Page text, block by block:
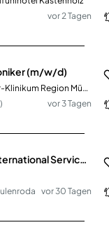
vor 2 Tagen
(m/w/d)
kbo-Isar-Amper-Klinikum Region München
vor 3 Tagen
Mitarbeiter International Service & Support (m/w/d)
vor 30 Tagen